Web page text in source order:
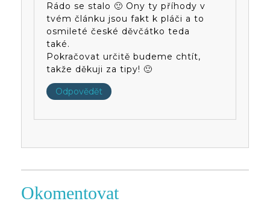
Rádo se stalo 🙂 Ony ty příhody v
tvém článku jsou fakt k pláči a to
osmileté české děvčátko teda
také.
Pokračovat určitě budeme chtít,
takže děkuji za tipy! 🙂
Odpovědět
Okomentovat